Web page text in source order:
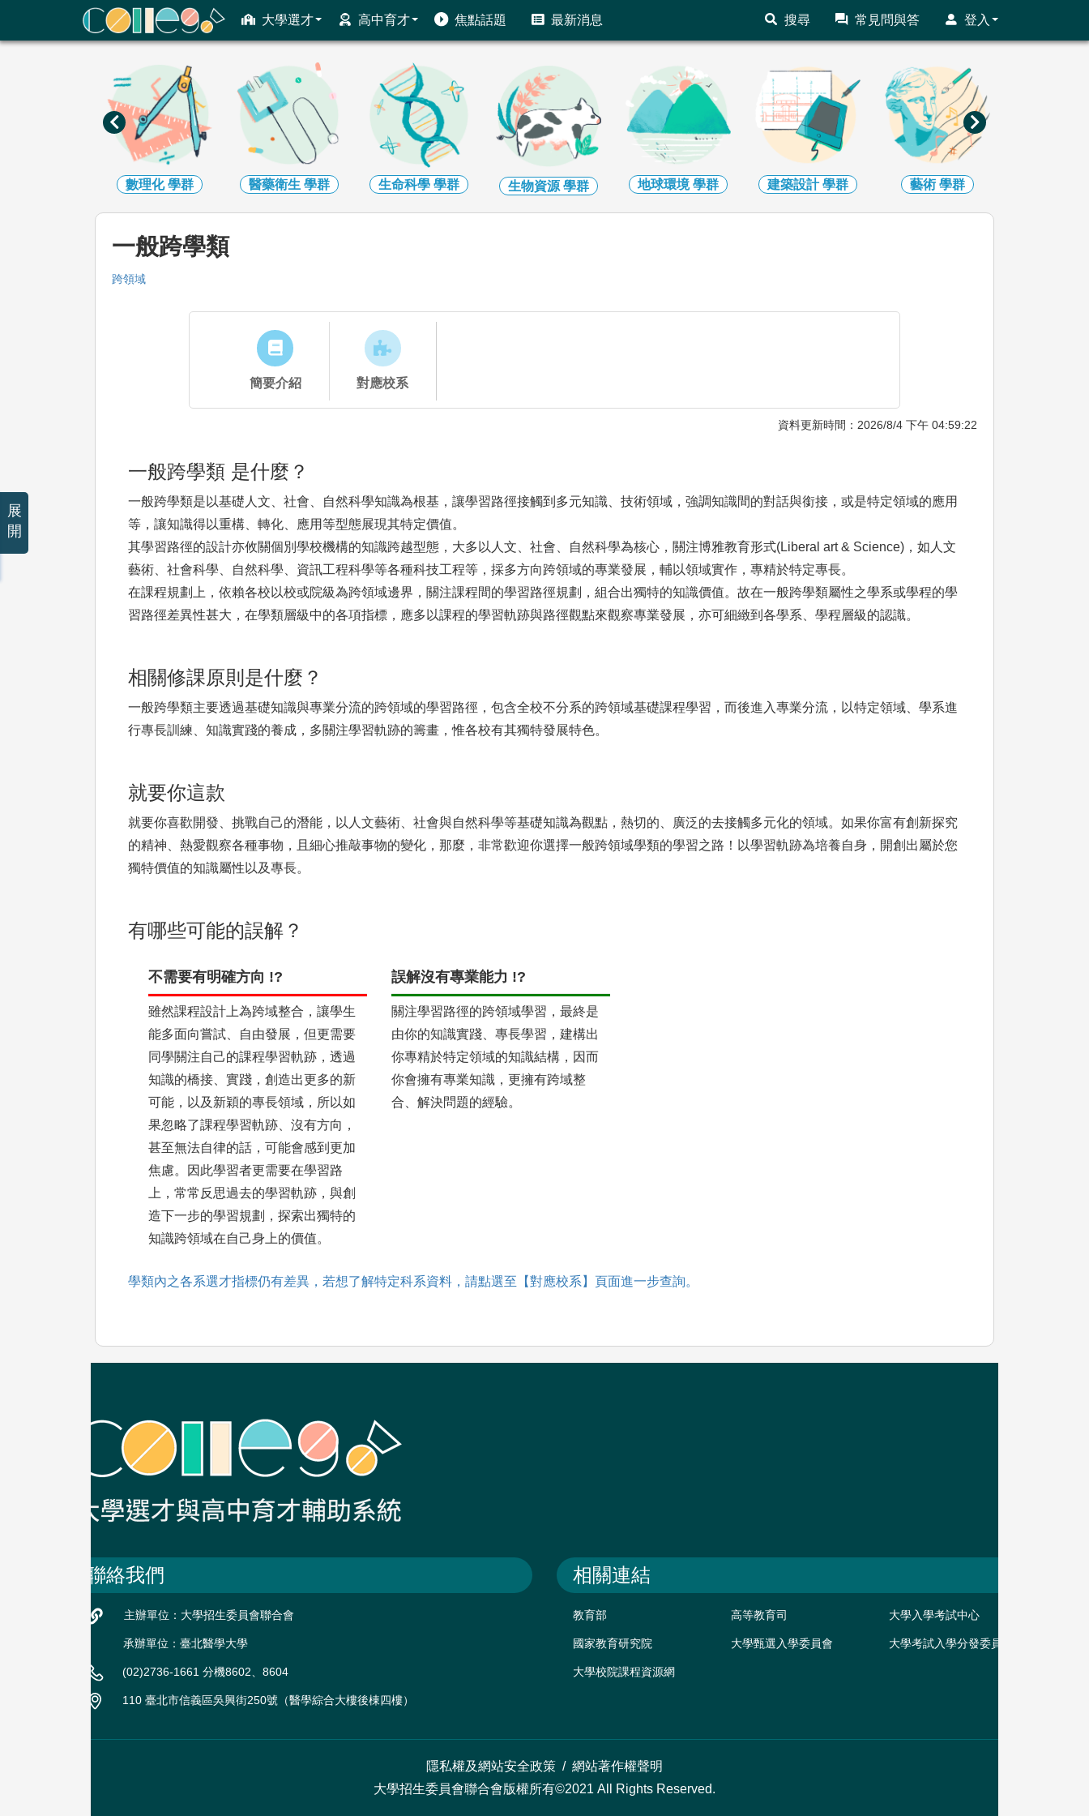
大學選才 高中育才 焦點話題 最新消息 搜尋 常見問與答 登入
ColleGo! 大學選才與高中育才輔助系統
數理化學群 醫藥衛生 學群 生命科學 學群 生物資源學群 地球環境學群 建築設計學群 藝術 學群
一般跨學類
跨領域
簡要介紹 對應校系
資料更新時間：2026/8/4 下午 04:59:22
一般跨學類 是什麼？
一般跨學類是以基礎人文、社會、自然科學知識為根基，讓學習路徑接觸到多元知識、技術領域，強調知識間的對話與銜接，或是特定領域的應用
等，讓知識得以重構、轉化、應用等型態展現其特定價值。
其學習路徑的設計亦攸關個別學校機構的知識跨越型態，大多以人文、社會、自然科學為核心，關注博雅教育形式(Liberal art & Science)，如人文
藝術、社會科學、自然科學、資訊工程科學等各種科技工程等，採多方向跨領域的專業發展，輔以領域實作，專精於特定專長。
在課程規劃上，依賴各校以校或院級為跨領域邊界，關注課程間的學習路徑規劃，組合出獨特的知識價值。故在一般跨學類屬性之學系或學程的學
習路徑差異性甚大，在學類層級中的各項指標，應多以課程的學習軌跡與路徑觀點來觀察專業發展，亦可細緻到各學系、學程層級的認識。
相關修課原則是什麼？
一般跨學類主要透過基礎知識與專業分流的跨領域的學習路徑，包含全校不分系的跨領域基礎課程學習，而後進入專業分流，以特定領域、學系進
行專長訓練、知識實踐的養成，多關注學習軌跡的籌畫，惟各校有其獨特發展特色。
就要你這款
就要你喜歡開發、挑戰自己的潛能，以人文藝術、社會與自然科學等基礎知識為觀點，熱切的、廣泛的去接觸多元化的領域。如果你富有創新探究
的精神、熱愛觀察各種事物，且細心推敲事物的變化，那麼，非常歡迎你選擇一般跨領域學類的學習之路！以學習軌跡為培養自身，開創出屬於您
獨特價值的知識屬性以及專長。
有哪些可能的誤解？
不需要有明確方向 !?
雖然課程設計上為跨域整合，讓學生
能多面向嘗試、自由發展，但更需要
同學關注自己的課程學習軌跡，透過
知識的橋接、實踐，創造出更多的新
可能，以及新穎的專長領域，所以如
果忽略了課程學習軌跡、沒有方向，
甚至無法自律的話，可能會感到更加
焦慮。因此學習者更需要在學習路
上，常常反思過去的學習軌跡，與創
造下一步的學習規劃，探索出獨特的
知識跨領域在自己身上的價值。
誤解沒有專業能力 !?
關注學習路徑的跨領域學習，最終是
由你的知識實踐、專長學習，建構出
你專精於特定領域的知識結構，因而
你會擁有專業知識，更擁有跨域整
合、解決問題的經驗。
學類內之各系選才指標仍有差異，若想了解特定科系資料，請點選至【對應校系】頁面進一步查詢。
聯絡我們
主辦單位：大學招生委員會聯合會
承辦單位：臺北醫學大學
(02)2736-1661 分機8602、8604
110 臺北市信義區吳興街250號（醫學綜合大樓後棟四樓）
相關連結
教育部 高等教育司 大學入學考試中心
國家教育研究院 大學甄選入學委員會 大學考試入學分發委員會
大學校院課程資源網
隱私權及網站安全政策 / 網站著作權聲明
大學招生委員會聯合會版權所有©2021 All Rights Reserved.
展
開